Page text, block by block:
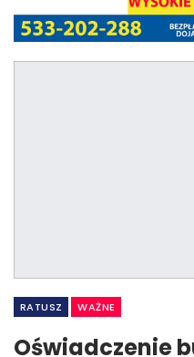
RATUSZ WAŻNE
Oświadczenie